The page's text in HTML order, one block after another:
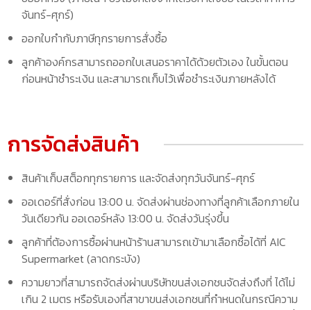
จันทร์-ศุกร์)
ออกใบกำกับภาษีทุกรายการสั่งซื้อ
ลูกค้าองค์กรสามารถออกใบเสนอราคาได้ด้วยตัวเอง ในขั้นตอน
ก่อนหน้าชำระเงิน และสามารถเก็บไว้เพื่อชำระเงินภายหลังได้
การจัดส่งสินค้า
สินค้าเก็บสต็อกทุกรายการ และจัดส่งทุกวันจันทร์-ศุกร์
ออเดอร์ที่สั่งก่อน 13:00 น. จัดส่งผ่านช่องทางที่ลูกค้าเลือกภายใน
วันเดียวกัน ออเดอร์หลัง 13:00 น. จัดส่งวันรุ่งขึ้น
ลูกค้าที่ต้องการซื้อผ่านหน้าร้านสามารถเข้ามาเลือกซื้อได้ที่ AIC
Supermarket (ลาดกระบัง)
ความยาวที่สามารถจัดส่งผ่านบริษัทขนส่งเอกชนจัดส่งถึงที่ ได้ไม่
เกิน 2 เมตร หรือรับเองที่สาขาขนส่งเอกชนที่กำหนดในกรณีความ